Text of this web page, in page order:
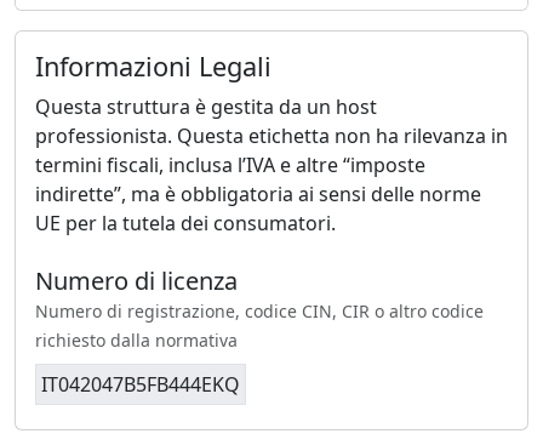
Informazioni Legali
Questa struttura è gestita da un host
professionista. Questa etichetta non ha rilevanza in
termini fiscali, inclusa l’IVA e altre “imposte
indirette”, ma è obbligatoria ai sensi delle norme
UE per la tutela dei consumatori.
Numero di licenza
Numero di registrazione, codice CIN, CIR o altro codice
richiesto dalla normativa
IT042047B5FB444EKQ